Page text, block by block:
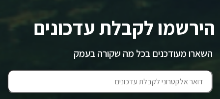
הירשמו לקבלת עדכונים
השארו מעודכנים בכל מה שקורה בעמק